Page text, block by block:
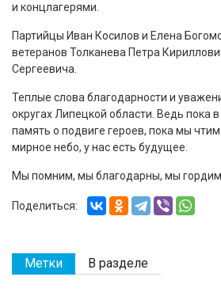
и концлагерями.
Партийцы Иван Косилов и Елена
ветеранов Толканева Петра
Сергеевича.
Теплые слова благодарности и
округах Липецкой области. Ведь пока
память о подвиге героев, пока мы
мирное небо, у нас есть будущее.
Мы помним, мы благодарны, мы
Поделиться:
Метки В разделе